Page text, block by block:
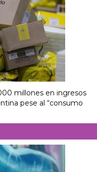
millones en ingresos
pese al “consumo